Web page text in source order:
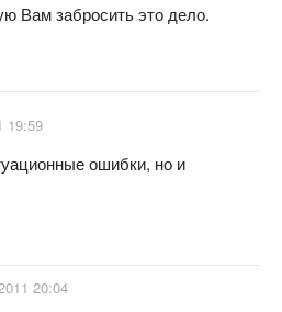
Вам забросить это дело.
19:59
ошибки, но и
20:04